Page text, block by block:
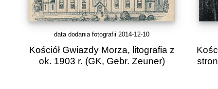
data dodania fotografii 2014-12-10
Kościół Gwiazdy Morza, litografia z
ok. 1903 r. (GK, Gebr. Zeuner)